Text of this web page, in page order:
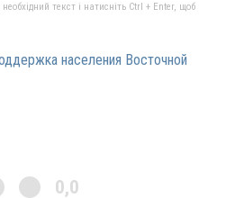
текст і натисніть Ctrl + Enter, щоб
населения Восточной
0,0